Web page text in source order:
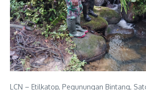
LCN – Etilkatop, Pegunungan Bintang,